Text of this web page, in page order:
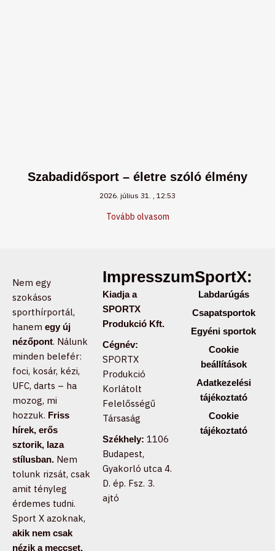
Szabadidősport – életre szóló élmény
2026. július 31. 12:53
Tovább olvasom
Nem egy
szokásos
sporthírportál,
hanem egy új
nézőpont. Nálunk
minden belefér:
foci, kosár, kézi,
UFC, darts – ha
mozog, mi
hozzuk. Friss
hírek, erős
sztorik, laza
stílusban. Nem
tolunk rizsát, csak
amit tényleg
érdemes tudni.
Sport X azoknak,
akik nem csak
nézik a meccset,
Impresszum:
Kiadja a
SPORTX
Produkció Kft.
Cégnév:
SPORTX
Produkció
Korlátolt
Felelősségű
Társaság
Székhely: 1106
Budapest,
Gyakorló utca 4.
D. ép. Fsz. 3.
ajtó
SportX:
Labdarúgás
Csapatsportok
Egyéni sportok
Cookie
beállítások
Adatkezelési
tájékoztató
Cookie
tájékoztató